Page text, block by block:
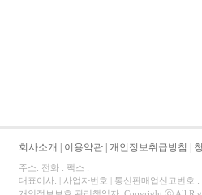
회사소개 이용약관 개인정보취급방침
주소: 전화 : 팩스 :
대표이사: | 사업자번호 | 통신판매업신고번호 :